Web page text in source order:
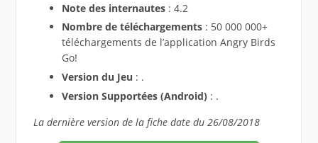
Note des internautes: 4.2
Nombre de téléchargements : 50 000 000+
téléchargements de l’application Angry Birds
Go!
Version du Jeu : .
Version Supportées (Android): .
La dernière version de la fiche date du 26/08/2018